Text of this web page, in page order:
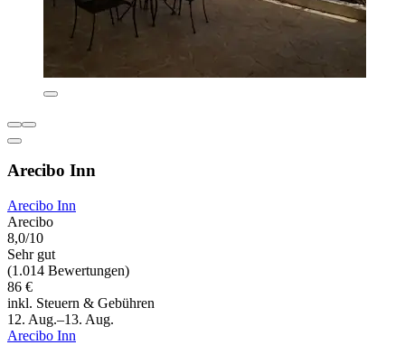
Arecibo Inn
Arecibo Inn
Arecibo
8,0/10
Sehr gut
(1.014 Bewertungen)
86 €
inkl. Steuern & Gebühren
12. Aug.–13. Aug.
Arecibo Inn